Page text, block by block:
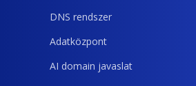
DNS rendszer
Adatközpont
AI domain javaslat